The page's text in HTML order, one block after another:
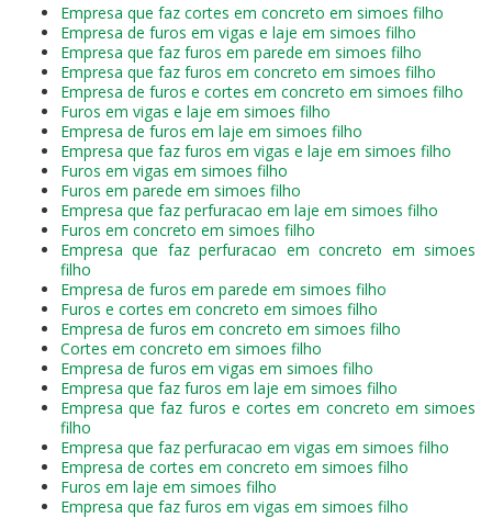
Empresa que faz cortes em concreto em simoes filho
Empresa de furos em vigas e laje em simoes filho
Empresa que faz furos em parede em simoes filho
Empresa que faz furos em concreto em simoes filho
Empresa de furos e cortes em concreto em simoes filho
Furos em vigas e laje em simoes filho
Empresa de furos em laje em simoes filho
Empresa que faz furos em vigas e laje em simoes filho
Furos em vigas em simoes filho
Furos em parede em simoes filho
Empresa que faz perfuracao em laje em simoes filho
Furos em concreto em simoes filho
Empresa que faz perfuracao em concreto em simoes
filho
Empresa de furos em parede em simoes filho
Furos e cortes em concreto em simoes filho
Empresa de furos em concreto em simoes filho
Cortes em concreto em simoes filho
Empresa de furos em vigas em simoes filho
Empresa que faz furos em laje em simoes filho
Empresa que faz furos e cortes em concreto em simoes
filho
Empresa que faz perfuracao em vigas em simoes filho
Empresa de cortes em concreto em simoes filho
Furos em laje em simoes filho
Empresa que faz furos em vigas em simoes filho